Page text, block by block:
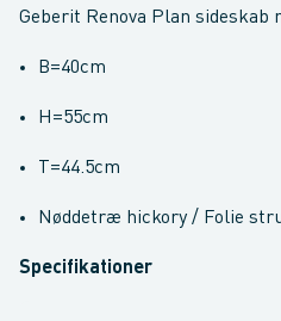
Geberit Renova Plan sideskab
B=40cm
H=55cm
T=44.5cm
Nøddetræ hickory / Folie
Specifikationer